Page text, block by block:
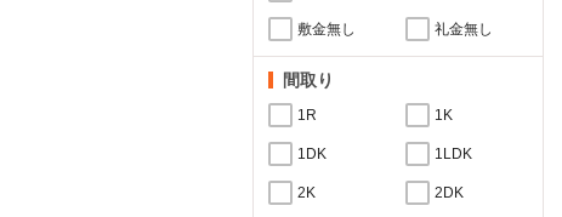
敷金無し 礼金無し
間取り
1R 1K
1DK 1LDK
2K 2DK